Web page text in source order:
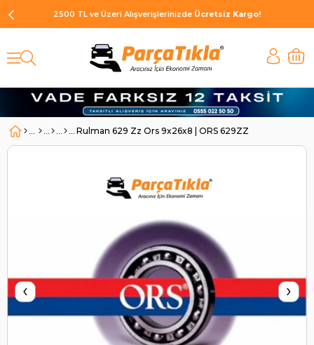
2500 TL ve Üzeri Alışverişlerinizde Ücretsiz Kargo!
Rulman 629 Zz Ors 9x26x8 | ORS 629ZZ
‹ ›